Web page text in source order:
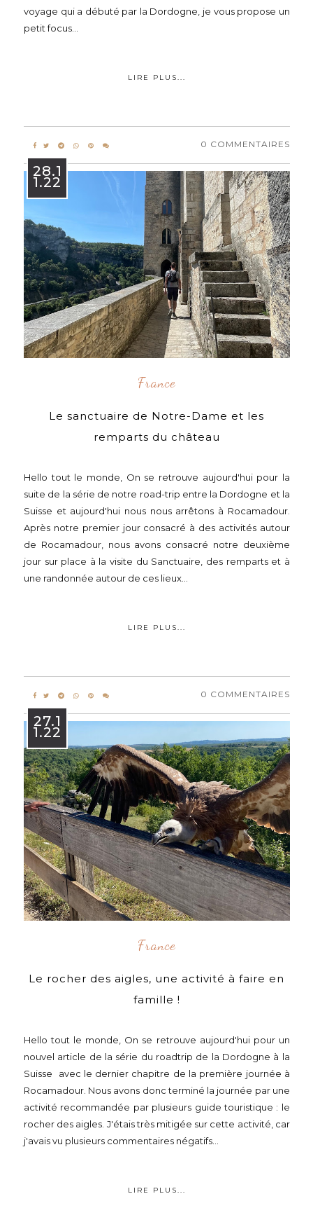
voyage qui a débuté par la Dordogne, je vous propose un
petit focus...
LIRE PLUS...
0 COMMENTAIRES
28.1
1.22
France
Le sanctuaire de Notre-Dame et les
remparts du château
Hello tout le monde, On se retrouve aujourd'hui pour la
suite de la série de notre road-trip entre la Dordogne et la
Suisse et aujourd'hui nous nous arrêtons à Rocamadour.
Après notre premier jour consacré à des activités autour
de Rocamadour, nous avons consacré notre deuxième
jour sur place à la visite du Sanctuaire, des remparts et à
une randonnée autour de ces lieux...
LIRE PLUS...
0 COMMENTAIRES
27.1
1.22
France
Le rocher des aigles, une activité à faire en
famille !
Hello tout le monde, On se retrouve aujourd'hui pour un
nouvel article de la série du roadtrip de la Dordogne à la
Suisse avec le dernier chapitre de la première journée à
Rocamadour. Nous avons donc terminé la journée par une
activité recommandée par plusieurs guide touristique : le
rocher des aigles. J'étais très mitigée sur cette activité, car
j'avais vu plusieurs commentaires négatifs...
LIRE PLUS...